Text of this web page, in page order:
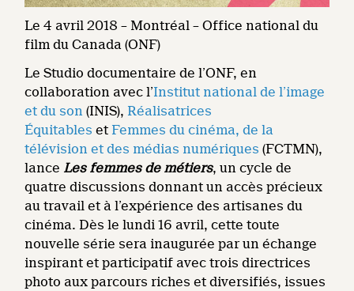
Le 4 avril 2018 – Montréal – Office national du
film du Canada (ONF)
Le Studio documentaire de l’ONF, en
collaboration avec l’Institut national de l’image
et du son (INIS), Réalisatrices
Équitables et Femmes du cinéma, de la
télévision et des médias numériques (FCTMN),
lance Les femmes de métiers, un cycle de
quatre discussions donnant un accès précieux
au travail et à l’expérience des artisanes du
cinéma. Dès le lundi 16 avril, cette toute
nouvelle série sera inaugurée par un échange
inspirant et participatif avec trois directrices
photo aux parcours riches et diversifiés, issues